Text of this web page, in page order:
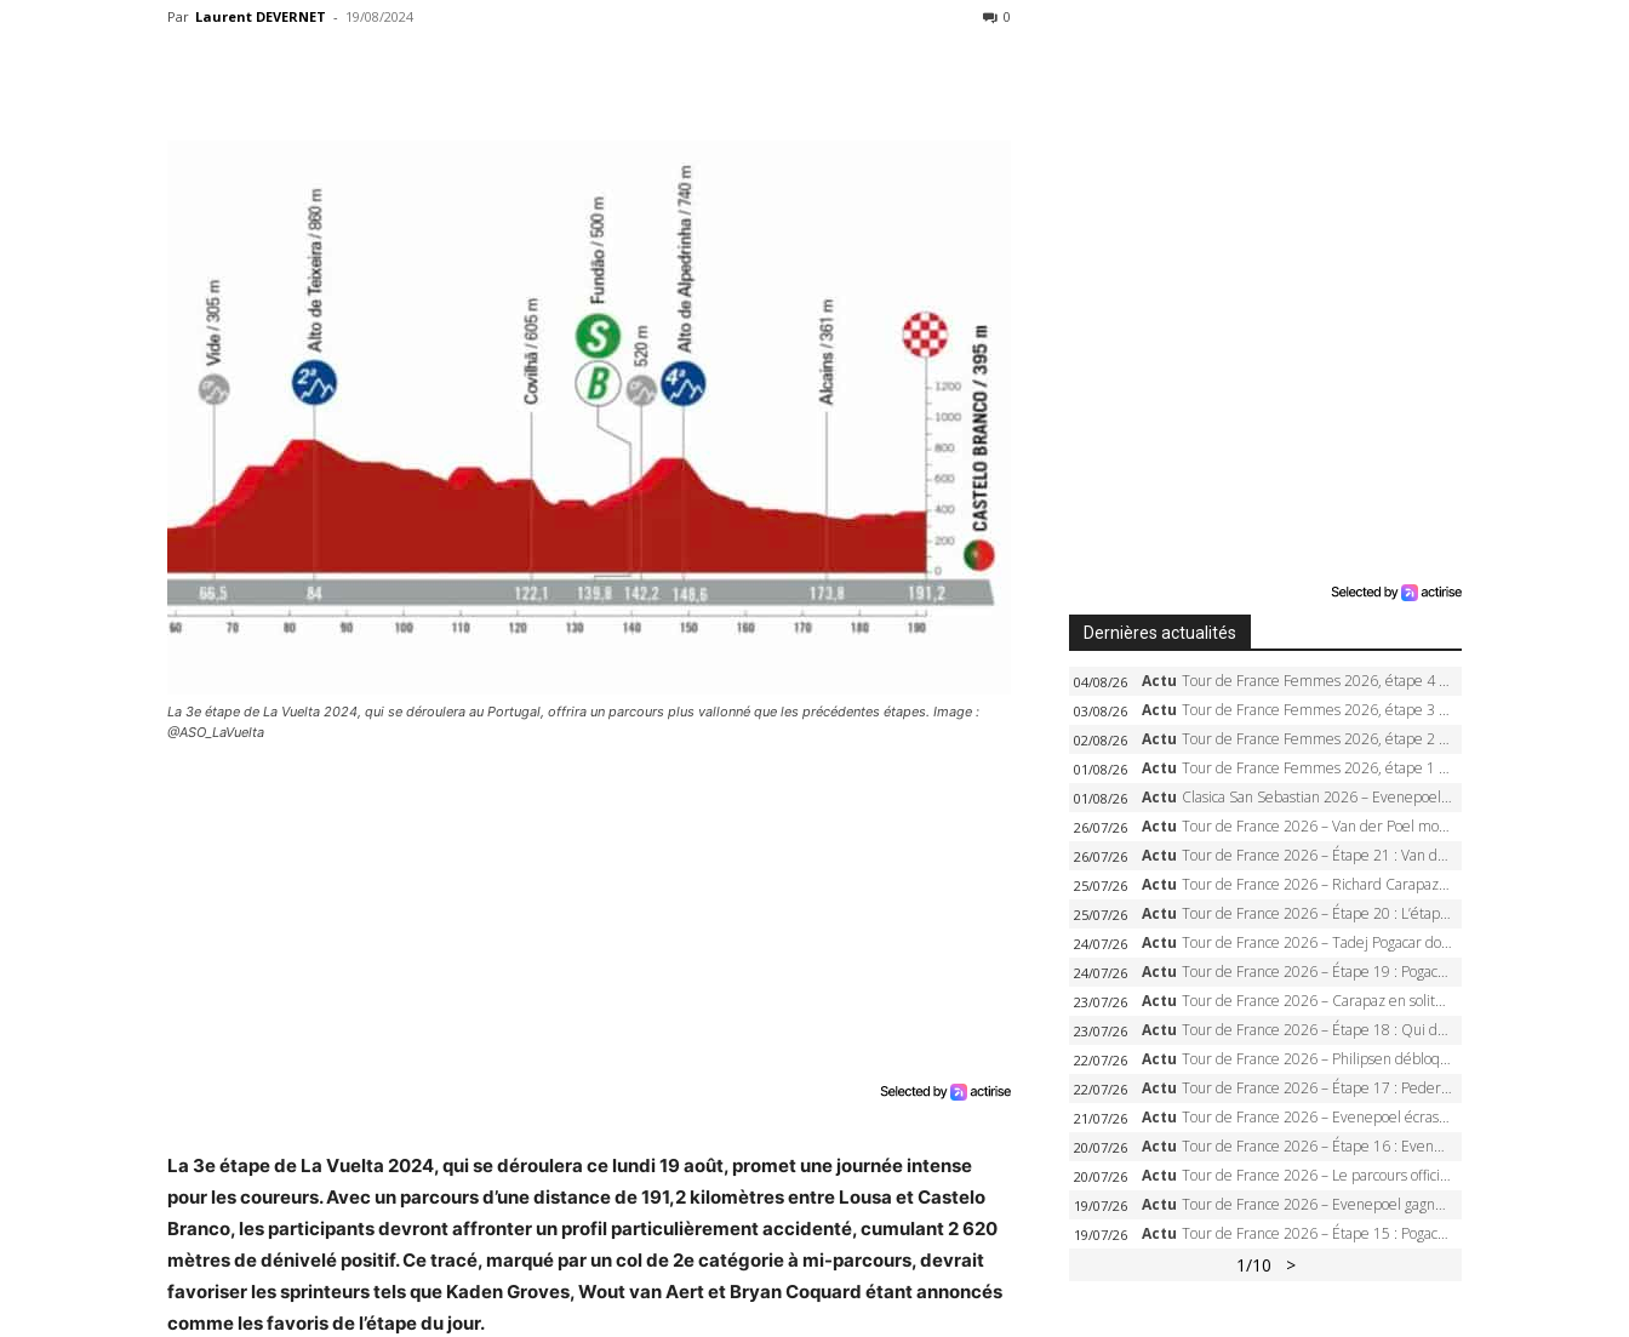
Par Laurent DEVERNET - 19/08/2024 0
La 3e étape de La Vuelta 2024, qui se déroulera au Portugal, offrira un parcours plus vallonné que les précédentes étapes. Image :
@ASO_LaVuelta
La 3e étape de La Vuelta 2024, qui se déroulera ce lundi 19 août, promet une journée intense
pour les coureurs. Avec un parcours d’une distance de 191,2 kilomètres entre Lousa et Castelo
Branco, les participants devront affronter un profil particulièrement accidenté, cumulant 2 620
mètres de dénivelé positif. Ce tracé, marqué par un col de 2e catégorie à mi-parcours, devrait
favoriser les sprinteurs tels que Kaden Groves, Wout van Aert et Bryan Coquard étant annoncés
comme les favoris de l’étape du jour.
Dernières actualités
04/08/26 Actu Tour de France Femmes 2026, étape 4 – Marlen Reusser écrase le chrono, Ferrand-Prévot en crise
03/08/26 Actu Tour de France Femmes 2026, étape 3 – Sigrid Haugset en solitaire, 88 km d’échappée, maillot jaune
02/08/26 Actu Tour de France Femmes 2026, étape 2 – Lorena Wiebes doublé à Genève, Markus héroïque, 7e record
01/08/26 Actu Tour de France Femmes 2026, étape 1 – Lorena Wiebes intouchable à Lausanne, premier maillot jaune
01/08/26 Actu Clasica San Sebastian 2026 – Evenepoel recordman, 4e victoire, Carapaz battu au sprint
26/07/26 Actu Tour de France 2026 – Van der Poel monumental à Paris, Pogacar égale le record des cinq sacres
26/07/26 Actu Tour de France 2026 – Étape 21 : Van der Poel, Pogacar, qui succédera à Wout van Aert sur les Champs-Elysées ?
25/07/26 Actu Tour de France 2026 – Richard Carapaz roi des Alpes, doublé et maillot à pois, Seixas perd le podium
25/07/26 Actu Tour de France 2026 – Étape 20 : L’étape reine, Galibier, Sarenne, Alpe d’Huez, qui succédera à Pogacar ?
24/07/26 Actu Tour de France 2026 – Tadej Pogacar dompte l’Alpe d’Huez, 5e victoire, record de Pantani pulvérisé
24/07/26 Actu Tour de France 2026 – Étape 19 : Pogacar peut-il enfin dompter l’Alpe d’Huez ?
23/07/26 Actu Tour de France 2026 – Carapaz en solitaire à Orcières-Merlette, Paret-Peintre à un point du maillot à pois
23/07/26 Actu Tour de France 2026 – Étape 18 : Qui domptera Orcières-Merlette, première marche vers l’Alpe d’Huez ?
22/07/26 Actu Tour de France 2026 – Philipsen débloque son compteur à Voiron, Pedersen en danger pour le maillot vert
22/07/26 Actu Tour de France 2026 – Étape 17 : Pedersen peut-il verrouiller le maillot vert à Voiron ?
21/07/26 Actu Tour de France 2026 – Evenepoel écrase le chrono d’Évian, Seixas 4e, Lipowitz abandonne
20/07/26 Actu Tour de France 2026 – Étape 16 : Evenepoel, Pogacar, Ganna… qui domptera le chrono d’Évian pour redessiner le podium ?
20/07/26 Actu Tour de France 2026 – Le parcours officiel complet : 21 étapes, profils, carte et dates
19/07/26 Actu Tour de France 2026 – Evenepoel gagne à Solaison, Vingegaard abandonne, Pogacar toujours en jaune
19/07/26 Actu Tour de France 2026 – Étape 15 : Pogacar peut-il enchaîner au Plateau de Solaison, Seixas viser le podium ?
1/10 >